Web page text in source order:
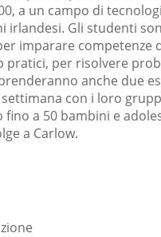
a un campo di
irlandesi. Gli studenti
imparare competenze
pratici, per risolvere
anche due
con i loro
fino a 50 bambini e
a Carlow.